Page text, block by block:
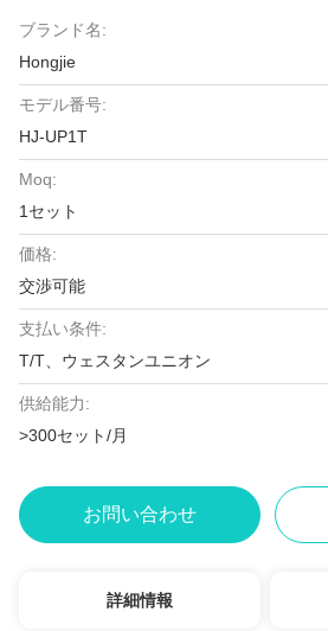
ブランド名:
Hongjie
モデル番号:
HJ-UP1T
Moq:
1セット
価格:
交渉可能
支払い条件:
T/T、ウェスタンユニオン
供給能力:
>300セット/月
お問い合わせ
詳細情報